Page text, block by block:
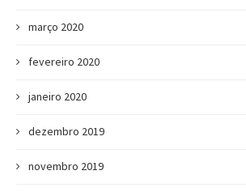
março 2020
fevereiro 2020
janeiro 2020
dezembro 2019
novembro 2019